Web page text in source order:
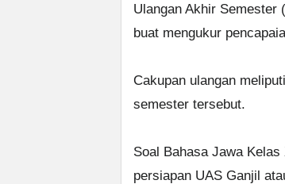
Ulangan Akhir Semester
buat mengukur
Cakupan ulangan
semester tersebut.
Soal Bahasa Jawa
persiapan UAS Ganjil